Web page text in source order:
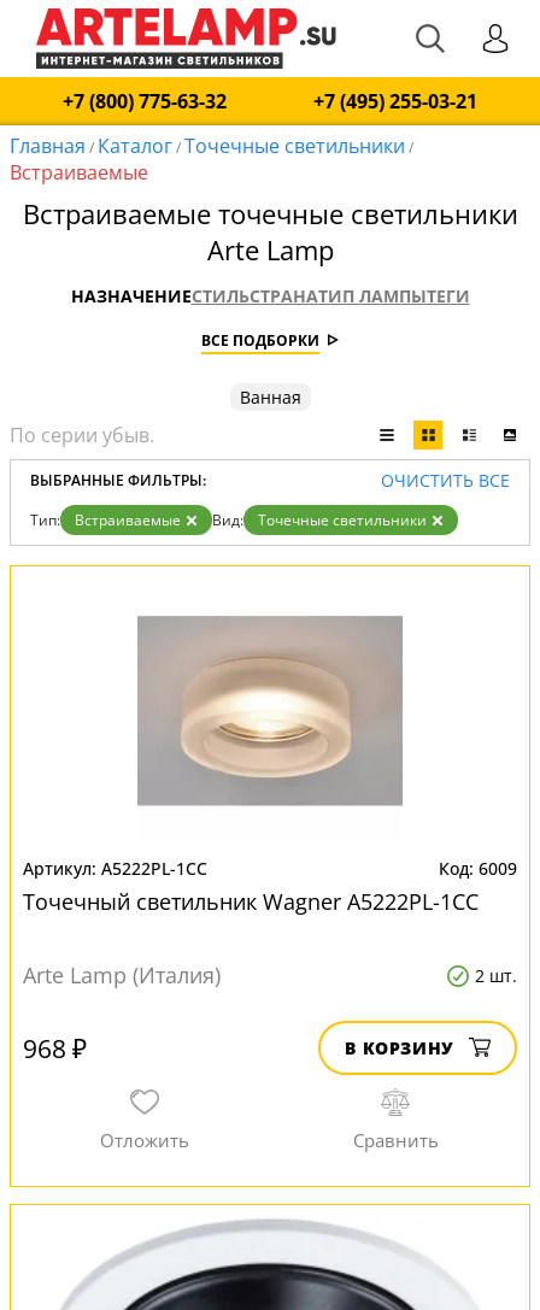
+7 (800) 775-63-32
+7 (495) 255-03-21
Главная / Каталог/Точечные светильники /
Встраиваемые
Встраиваемые точечные светильники
Arte Lamp
НАЗНАЧЕНИЕСТИЛЬСТРАНАТИП ЛАМПЫТЕГИ
ВСЕ ПОДБОРКИ
Ванная
ВЫБРАННЫЕ ФИЛЬТРЫ: ОЧИСТИТЬ ВСЕ
Тип: Встраиваемые Вид: Точечные светильники
A5222PL-1CC 6009
Точечный светильник Wagner A5222PL-1CC
Arte Lamp (Италия) 2 шт.
968 ₽ В КОРЗИНУ